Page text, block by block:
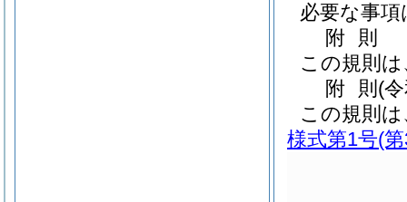
必要な事
附 則
この規則
附 則 (
この規則
様式第1号(